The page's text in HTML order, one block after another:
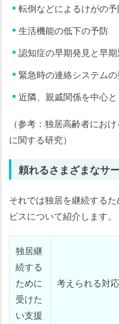
転倒などによるけがの
生活機能の低下の予防
認知症の早期発見と早
緊急時の連絡システム
近隣、親戚関係を中心
（参考：独居高齢者にお
に関する研究）
頼れるさまざまなサ
それでは独居を継続する
ビスについて紹介します。
独居継
続する
ために
受けた
い支援
考えられる対応